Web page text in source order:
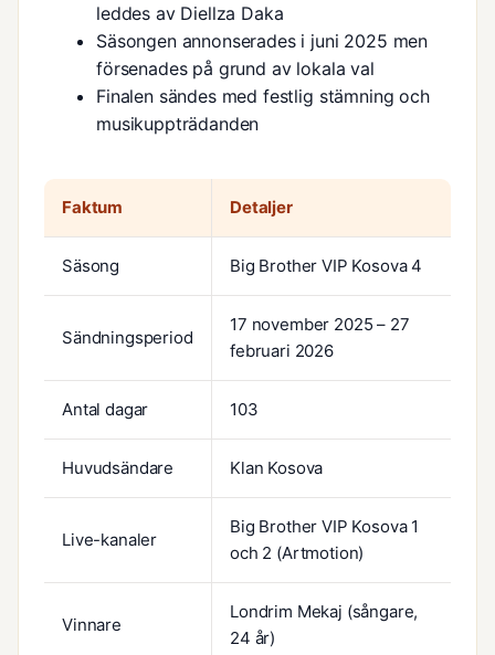
leddes av Diellza Daka
Säsongen annonserades i juni 2025 men
försenades på grund av lokala val
Finalen sändes med festlig stämning och
musikuppträdanden
Faktum Detaljer
Säsong Big Brother VIP Kosova 4
Sändningsperiod
17 november 2025 – 27
februari 2026
Antal dagar 103
Huvudsändare Klan Kosova
Live-kanaler
Big Brother VIP Kosova 1
och 2 (Artmotion)
Vinnare
Londrim Mekaj (sångare,
24 år)